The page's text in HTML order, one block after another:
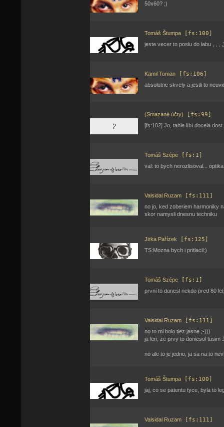
50x60? ;)
Tomáš Štumpa [fs:100]
jeste vecer to poslu do labu , , ,
Kamil Toman [fs:106]
absolutne skvely a jestli to
(Smazané účty) [fs:99]
[fs:102] Jo, tahle líbí docela
Tomáš Szépe [fs:1]
val: to bych nerozlisoval...
Valsidal Ruzam [fs:111]
no jo, ked zoberiem harmoniky
skor namysli dnesnu techniku
Jirka Pařízek [fs:125]
TS:Mozna bych i pritlacil:)
Tomáš Szépe [fs:1]
prvni to donesl nekdo pred 80
Valsidal Ruzam [fs:111]
no to mi bolo tiez jasne ;-)))
ja len, ze prvy to doniesol tusim
no ale to je jedno, ja sa na to
Tomáš Štumpa [fs:100]
jaj, co se patentu tyce, byla to
Valsidal Ruzam [fs:111]